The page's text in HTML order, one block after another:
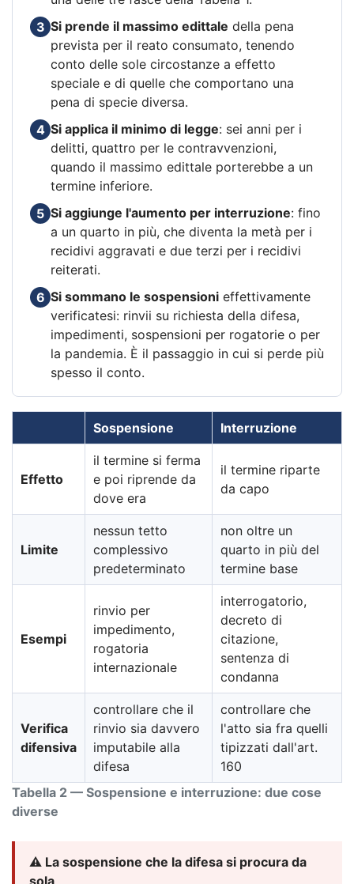
3 Si prende il massimo edittale della pena
prevista per il reato consumato, tenendo
conto delle sole circostanze a effetto
speciale e di quelle che comportano una
pena di specie diversa.
4 Si applica il minimo di legge: sei anni per i
delitti, quattro per le contravvenzioni,
quando il massimo edittale porterebbe a un
termine inferiore.
5 Si aggiunge l'aumento per interruzione: fino
a un quarto in più, che diventa la metà per i
recidivi aggravati e due terzi per i recidivi
reiterati.
6 Si sommano le sospensioni effettivamente
verificatesi: rinvii su richiesta della difesa,
impedimenti, sospensioni per rogatorie o per
la pandemia. È il passaggio in cui si perde più
spesso il conto.
Tabella 2 — Sospensione e interruzione: due cose
diverse
Sospensione Interruzione
Effetto
il termine si ferma
e poi riprende da
dove era
il termine riparte
da capo
Limite
nessun tetto
complessivo
predeterminato
non oltre un
quarto in più del
termine base
Esempi
rinvio per
impedimento,
rogatoria
internazionale
interrogatorio,
decreto di
citazione,
sentenza di
condanna
Verifica
difensiva
controllare che il
rinvio sia davvero
imputabile alla
difesa
controllare che
l'atto sia fra quelli
tipizzati dall'art.
160
⚠️ La sospensione che la difesa si procura da
sola